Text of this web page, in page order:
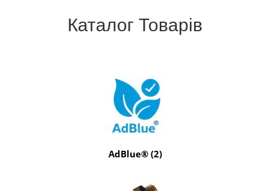
Каталог Товарів
AdBlue® (2)